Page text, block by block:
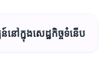
នៅក្នុងសេដ្ឋកិច្ចទំនើប